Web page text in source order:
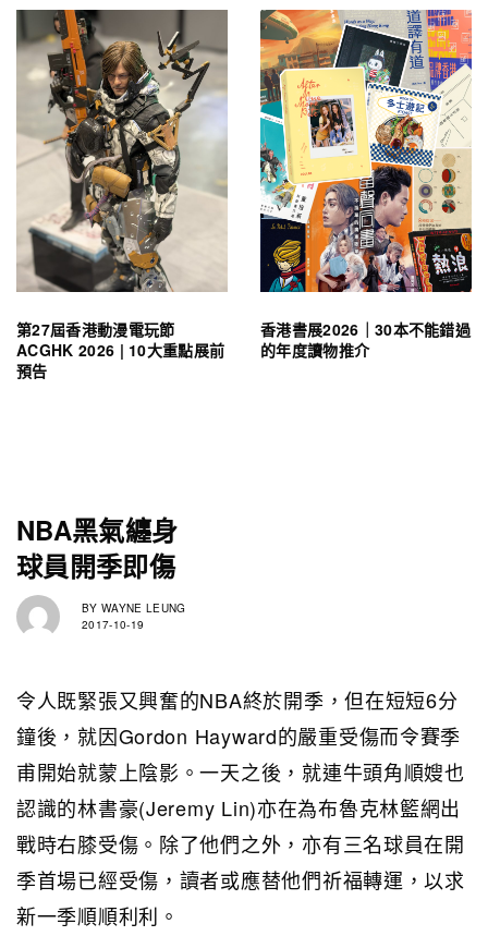
第27屆香港動漫電玩節
ACGHK 2026 | 10大重點展前
預告
香港書展2026｜30本不能錯過
的年度讀物推介
NBA黑氣纏身
球員開季即傷
BY WAYNE LEUNG
2017-10-19
令人既緊張又興奮的NBA終於開季，但在短短6分
鐘後，就因Gordon Hayward的嚴重受傷而令賽季
甫開始就蒙上陰影。一天之後，就連牛頭角順嫂也
認識的林書豪(Jeremy Lin)亦在為布魯克林籃網出
戰時右膝受傷。除了他們之外，亦有三名球員在開
季首場已經受傷，讀者或應替他們祈福轉運，以求
新一季順順利利。